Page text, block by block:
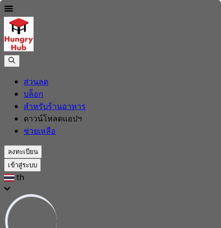
ส่วนลด
บล็อก
สำหรับร้านอาหาร
ดาวน์โหลดแอปฯ
ช่วยเหลือ
ลงทะเบียน
เข้าสู่ระบบ
th